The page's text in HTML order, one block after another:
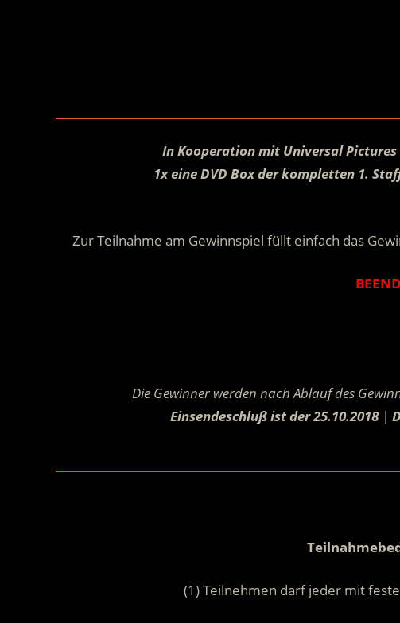
In Kooperation mit Universal
1x eine DVD Box der kompletten 1.
Zur Teilnahme am Gewinnspiel füllt einfach das
Die Gewinner werden nach Ablauf des
Einsendeschluß ist der 25.10.2018|
(1) Teilnehmen darf jeder mit